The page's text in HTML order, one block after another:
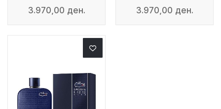
3.970,00 ден. 3.970,00 ден.